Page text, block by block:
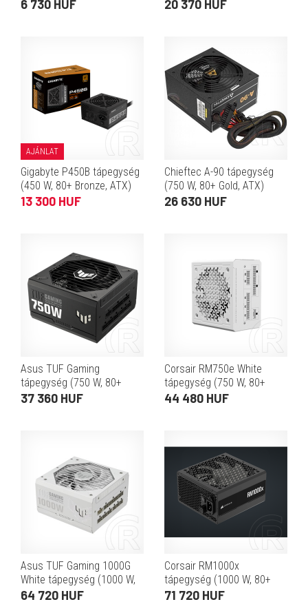
6 730 HUF
Bronze, ATX)
20 370 HUF
AJÁNLAT
Gigabyte P450B tápegység
(450 W, 80+ Bronze, ATX)
13 300 HUF
Chieftec A-90 tápegység
(750 W, 80+ Gold, ATX)
26 630 HUF
Asus TUF Gaming
tápegység (750 W, 80+
Gold, ATX)
37 360 HUF
Corsair RM750e White
tápegység (750 W, 80+
Gold, ATX)
44 480 HUF
Asus TUF Gaming 1000G
White tápegység (1000 W,
80+ Gold, ATX)
64 720 HUF
Corsair RM1000x
tápegység (1000 W, 80+
Gold, ATX)
71 720 HUF